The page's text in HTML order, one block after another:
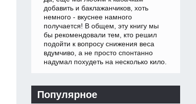
добавить и баклажанчиков, хоть
немного - вкуснее намного
получается! В общем, эту книгу мы
бы рекомендовали тем, кто решил
подойти к вопросу снижения веса
вдумчиво, а не просто спонтанно
надумал похудеть на несколько кило.
Популярное